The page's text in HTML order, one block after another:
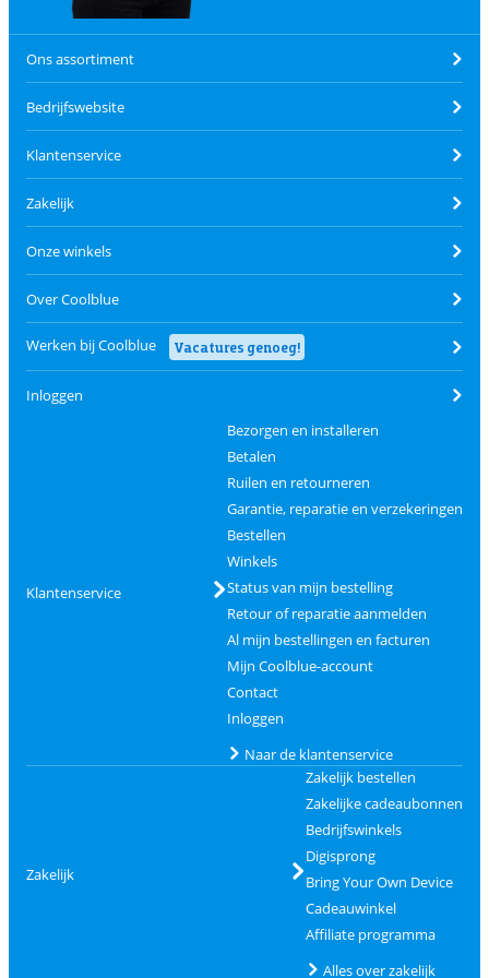
Ons assortiment
Bedrijfswebsite
Klantenservice
Zakelijk
Onze winkels
Over Coolblue
Werken bij Coolblue Vacatures genoeg!
Inloggen
Klantenservice
Bezorgen en installeren
Betalen
Ruilen en retourneren
Garantie, reparatie en verzekeringen
Bestellen
Winkels
Status van mijn bestelling
Retour of reparatie aanmelden
Al mijn bestellingen en facturen
Mijn Coolblue-account
Contact
Inloggen
Naar de klantenservice
Zakelijk
Zakelijk bestellen
Zakelijke cadeaubonnen
Bedrijfswinkels
Digisprong
Bring Your Own Device
Cadeauwinkel
Affiliate programma
Alles over zakelijk